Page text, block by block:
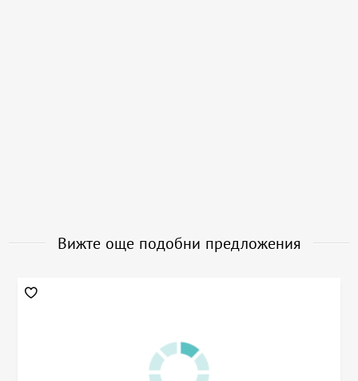
Вижте още подобни предложения